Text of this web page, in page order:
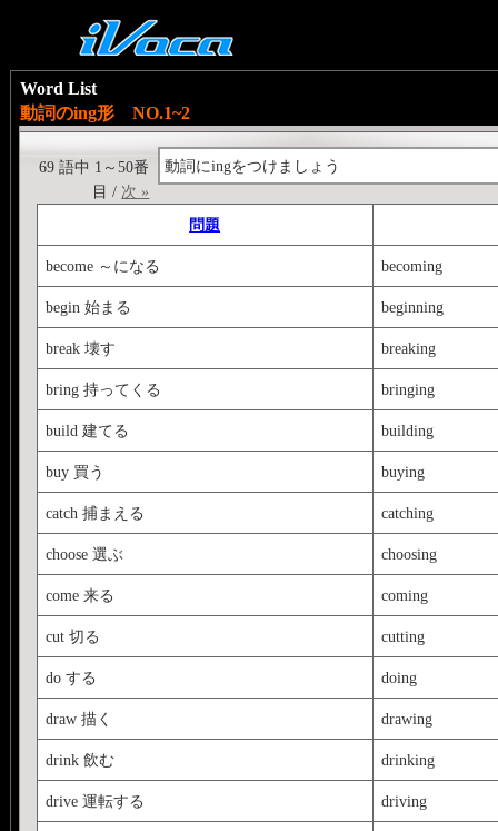
Word List
動詞のing形 NO.1~2
動詞にingをつけましょう
69 語中 1～50番
目 / 次 »
問題
become ～になる becoming
begin 始まる beginning
break 壊す breaking
bring 持ってくる bringing
build 建てる building
buy 買う buying
catch 捕まえる catching
choose 選ぶ choosing
come 来る coming
cut 切る cutting
do する doing
draw 描く drawing
drink 飲む drinking
drive 運転する driving